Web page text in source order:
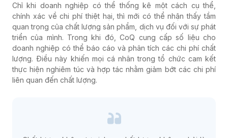
Chỉ khi doanh nghiệp có thể thống kê một cách cụ thể,
chính xác về chi phí thiệt hại, thì mới có thể nhận thấy tầm
quan trọng của chất lượng sản phẩm, dịch vụ đối với sự phát
triển của mình. Trong khi đó, CoQ cung cấp số liệu cho
doanh nghiệp có thể báo cáo và phân tích các chi phí chất
lượng. Điều này khiến mọi cá nhân trong tổ chức cam kết
thực hiện nghiêm túc và hợp tác nhằm giảm bớt các chi phí
liên quan đến chất lượng.